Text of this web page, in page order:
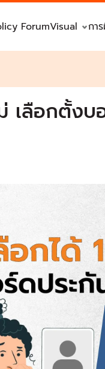
ForumVisual กา
เลือกตั้ง